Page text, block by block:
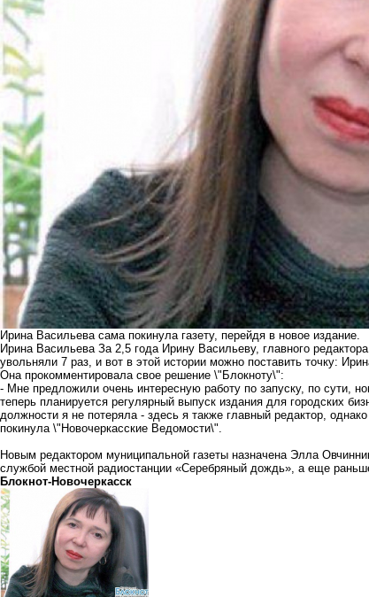
Ирина Васильева сама покинула газету, перейдя в новое издание.
Ирина Васильева За 2,5 года Ирину Васильеву, главного
увольняли 7 раз, и вот в этой истории можно поставить точку:
Она прокомментировала свое решение \"Блокноту\":
- Мне предложили очень интересную работу по запуску, по сути,
теперь планируется регулярный выпуск издания для городских
должности я не потеряла - здесь я также главный редактор,
покинула \"Новочеркасские Ведомости\".
Новым редактором муниципальной газеты назначена Элла
службой местной радиостанции «Серебряный дождь», а еще
Блoкнoт-Новочеркасск